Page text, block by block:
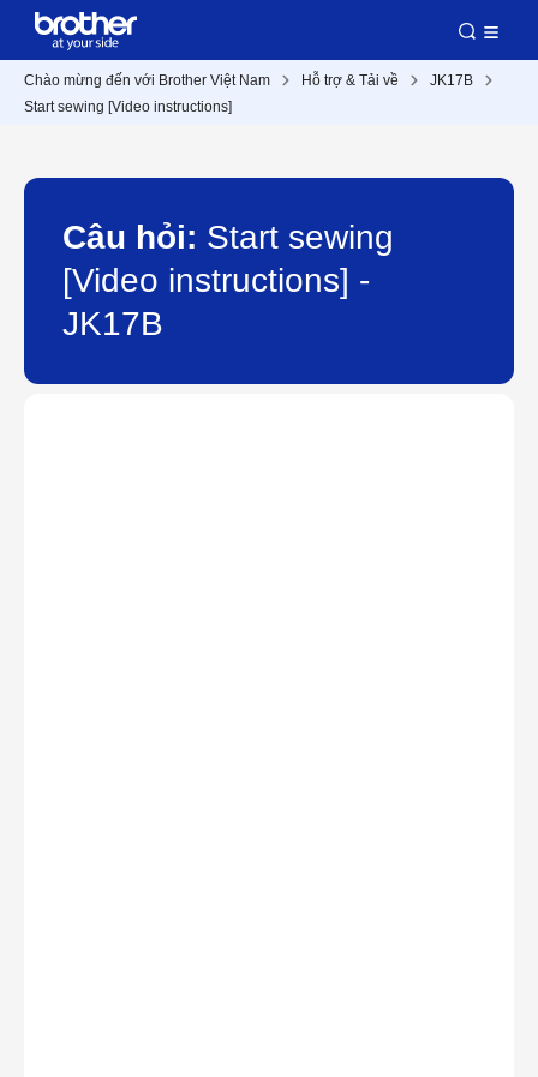
Chào mừng đến với Brother Việt Nam Hỗ trợ & Tải về
JK17B
Start sewing [Video instructions]
Câu hỏi: Start sewing
[Video instructions] -
JK17B